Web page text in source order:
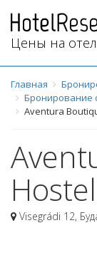
Цены на
Главная
Бронирование
Aventura
Visegrádi 12,